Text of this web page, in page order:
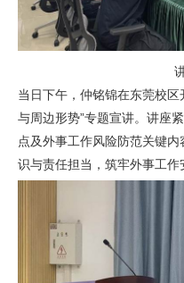
当日下午，仲铭锦在东莞校
与周边形势”专题宣讲。讲座
点及外事工作风险防范关键
识与责任担当，筑牢外事工作